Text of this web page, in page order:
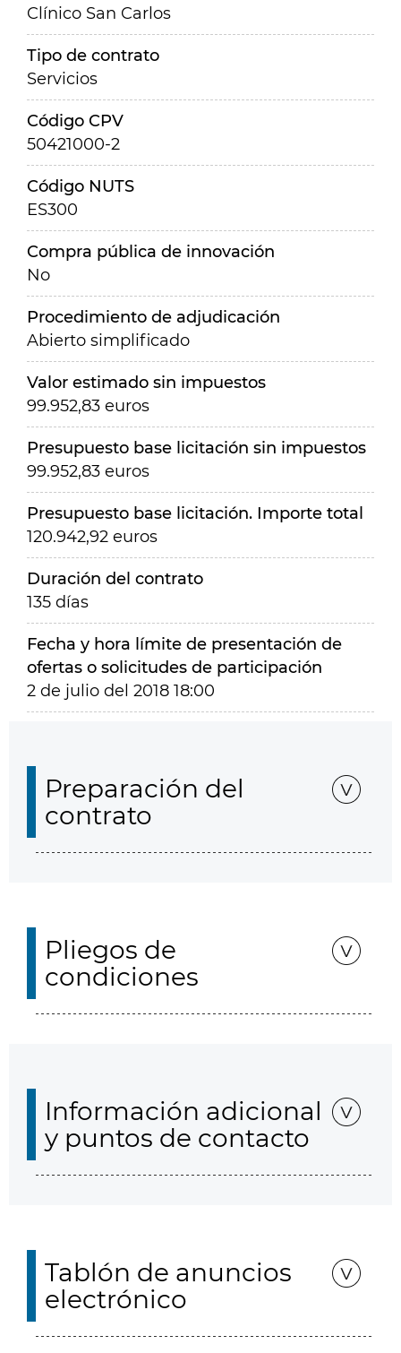
Clínico San Carlos
Tipo de contrato
Servicios
Código CPV
50421000-2
Código NUTS
ES300
Compra pública de innovación
No
Procedimiento de adjudicación
Abierto simplificado
Valor estimado sin impuestos
99.952,83 euros
Presupuesto base licitación sin impuestos
99.952,83 euros
Presupuesto base licitación. Importe total
120.942,92 euros
Duración del contrato
135 días
Fecha y hora límite de presentación de
ofertas o solicitudes de participación
2 de julio del 2018 18:00
Preparación del
contrato
Pliegos de
condiciones
Información adicional
y puntos de contacto
Tablón de anuncios
electrónico